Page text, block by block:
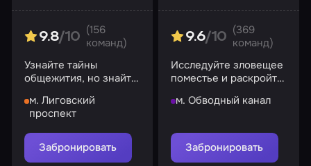
9.8/10
(156
команд)
Узнайте тайны
общежития, но знайте:
принять правду
м. Лиговский
проспект
Забронировать
9.6/10
(369
команд)
Исследуйте зловещее
поместье и раскройте
историю
м. Обводный канал
Забронировать